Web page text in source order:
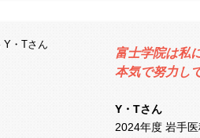
富士学院は私
本気で努力し
Y・Tさん
2024年度 岩手